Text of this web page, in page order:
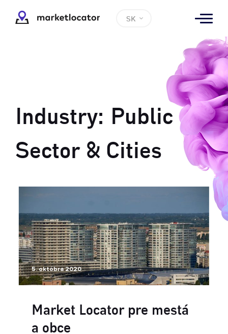
SK
Industry: Public
Sector & Cities
5. októbra 2020
Market Locator pre mestá
a obce